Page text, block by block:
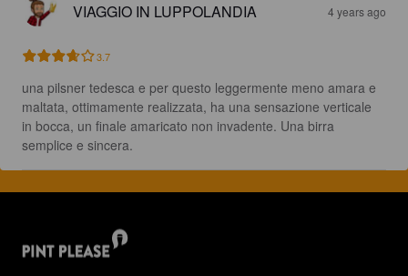
VIAGGIO IN LUPPOLANDIA 4 years ago
3.7
una pilsner tedesca e per questo leggermente meno amara e
maltata, ottimamente realizzata, ha una sensazione verticale
in bocca, un finale amaricato non invadente. Una birra
semplice e sincera.